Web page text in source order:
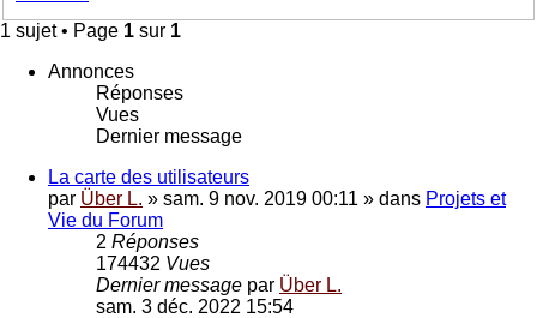
1 sujet • Page 1 sur 1
Annonces
Réponses
Vues
Dernier message
La carte des utilisateurs
par Über L. » sam. 9 nov. 2019 00:11 » dans Projets et
Vie du Forum
2 Réponses
174432 Vues
Dernier message par Über L.
sam. 3 déc. 2022 15:54